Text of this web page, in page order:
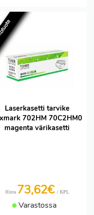
Laserkasetti tarvike
702HM 70C2HM0
magenta värikasetti
Hinta 73,62€ / KPL
Varastossa